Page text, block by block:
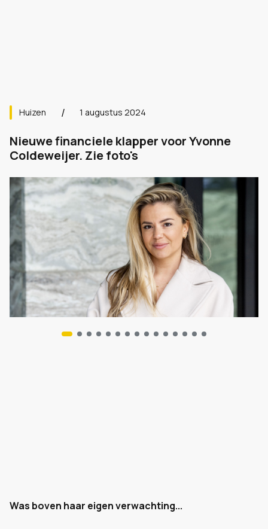
Huizen 1 augustus 2024
Nieuwe financiele klapper voor Yvonne
Coldeweijer. Zie foto's
Was boven haar eigen verwachting...